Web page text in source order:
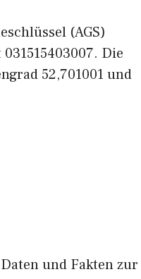
(AGS)
Die
52,701001 und
und Fakten zur